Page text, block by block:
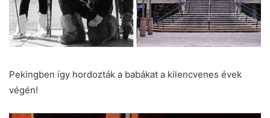
Pekingben így hordozták a babákat a kilencvenes évek
végén!